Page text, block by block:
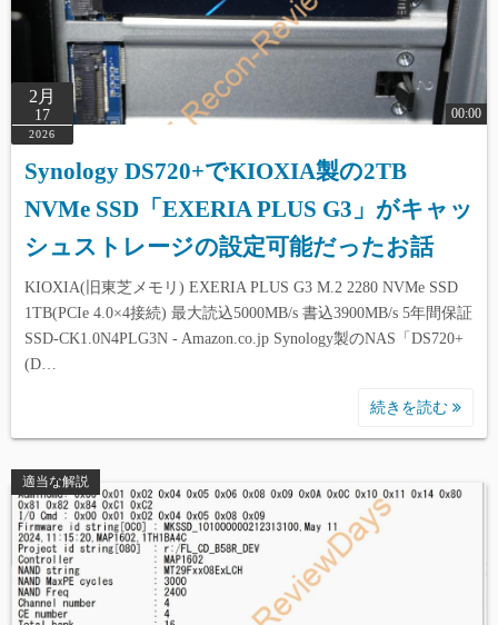
2月
17
2026
00:00
Synology DS720+でKIOXIA製の2TB
NVMe SSD「EXERIA PLUS G3」がキャッ
シュストレージの設定可能だったお話
KIOXIA(旧東芝メモリ) EXERIA PLUS G3 M.2 2280 NVMe SSD
1TB(PCIe 4.0×4接続) 最大読込5000MB/s 書込3900MB/s 5年間保証
SSD-CK1.0N4PLG3N - Amazon.co.jp Synology製のNAS「DS720+
(D…
続きを読む
適当な解説